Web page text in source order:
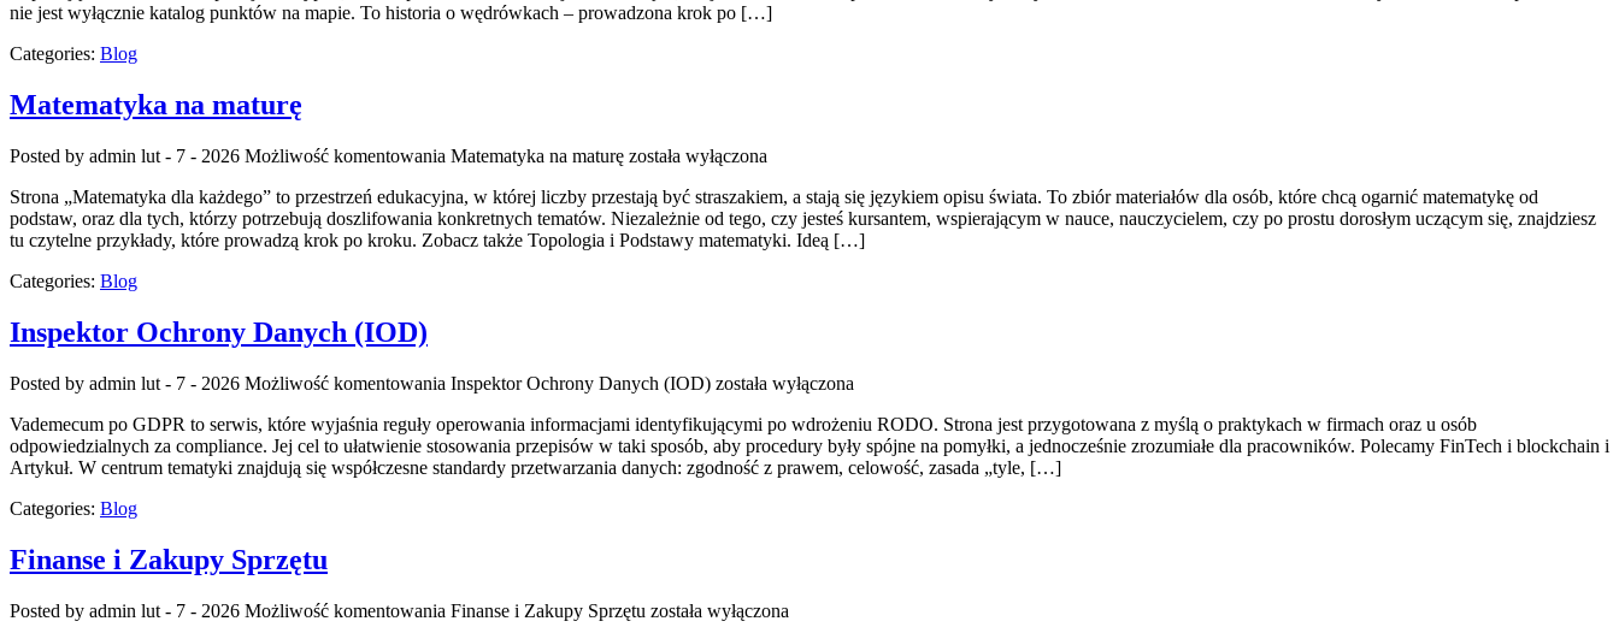
nie jest wyłącznie katalog punktów na mapie. To historia o wędrówkach – prowadzona krok po […]
Categories: Blog
Matematyka na maturę
Posted by admin lut - 7 - 2026 Możliwość komentowania Matematyka na maturę została wyłączona
Strona „Matematyka dla każdego” to przestrzeń edukacyjna, w której liczby przestają być straszakiem, a stają się językiem opisu świata. To zbiór materiałów dla osób, które chcą ogarnić matematykę od
podstaw, oraz dla tych, którzy potrzebują doszlifowania konkretnych tematów. Niezależnie od tego, czy jesteś kursantem, wspierającym w nauce, nauczycielem, czy po prostu dorosłym uczącym się, znajdziesz
tu czytelne przykłady, które prowadzą krok po kroku. Zobacz także Topologia i Podstawy matematyki. Ideą […]
Categories: Blog
Inspektor Ochrony Danych (IOD)
Posted by admin lut - 7 - 2026 Możliwość komentowania Inspektor Ochrony Danych (IOD) została wyłączona
Vademecum po GDPR to serwis, które wyjaśnia reguły operowania informacjami identyfikującymi po wdrożeniu RODO. Strona jest przygotowana z myślą o praktykach w firmach oraz u osób
odpowiedzialnych za compliance. Jej cel to ułatwienie stosowania przepisów w taki sposób, aby procedury były spójne na pomyłki, a jednocześnie zrozumiałe dla pracowników. Polecamy FinTech i blockchain i
Artykuł. W centrum tematyki znajdują się współczesne standardy przetwarzania danych: zgodność z prawem, celowość, zasada „tyle, […]
Categories: Blog
Finanse i Zakupy Sprzętu
Posted by admin lut - 7 - 2026 Możliwość komentowania Finanse i Zakupy Sprzętu została wyłączona